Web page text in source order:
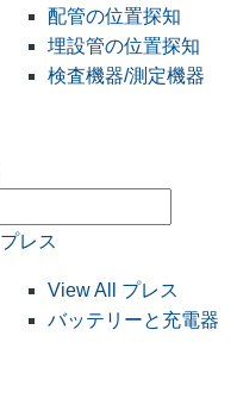
配管の位置探知
埋設管の位置探知
検査機器/測定機器
プレス
View All プレス
バッテリーと充電器